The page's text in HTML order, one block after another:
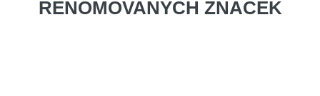
RENOMOVANÝCH ZNAČEK